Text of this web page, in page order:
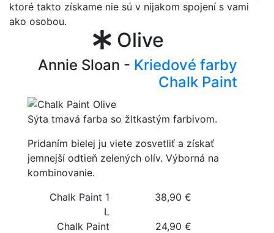
ktoré takto získame nie sú v nijakom spojení s vami
ako osobou.
Olive
Annie Sloan - Kriedové farby
Chalk Paint
Sýta tmavá farba so žltkastým farbivom.
Pridaním bielej ju viete zosvetliť a získať
jemnejší odtieň zelených olív. Výborná na
kombinovanie.
Chalk Paint 1
L
38,90 €
Chalk Paint
24,90 €